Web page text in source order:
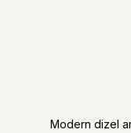
Modern dizel